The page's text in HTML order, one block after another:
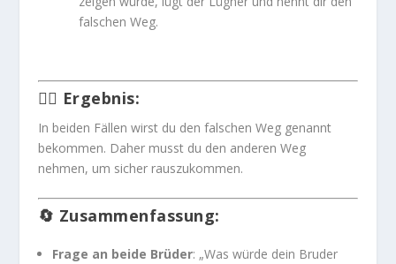
falschen Weg.
🚶‍♂️ Ergebnis:
In beiden Fällen wirst du den falschen Weg genannt
bekommen. Daher musst du den anderen Weg
nehmen, um sicher rauszukommen.
🔄 Zusammenfassung:
Frage an beide Brüder: „Was würde dein Bruder